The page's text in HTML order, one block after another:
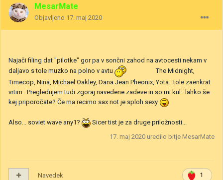
MesarMate
Objavljeno 17. maj 2020
Najači filing dat "pilotke" gor pa v sončni zahod na avtocesti nekam v
daljavo s tole muzko na polno v avtu
The Midnight,
Timecop, Nina, Michael Oakley, Dana Jean Pheonix, Yota.. tole zaenkrat
vrtim.. Pregledujem tudi zgoraj navedene zadeve in so mi kul.. lahko še
kej priporočate? Če ma recimo sax not je sploh sexy
Also... soviet wave any1?
Sicer tist je za druge priložnosti...
17. maj 2020 uredilo bitje MesarMate
1
Navedek